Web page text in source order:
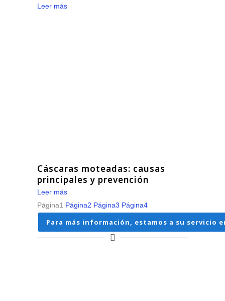
Leer más
Cáscaras moteadas: causas
principales y prevención
Leer más
Página1 Página2 Página3 Página4
Para más información, estamos a su servicio